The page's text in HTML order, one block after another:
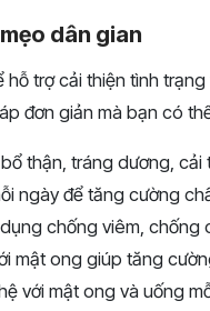
dân gian
trợ cải thiện tình
đơn giản mà bạn có
thận, tráng dương, cải
ngày để tăng cường
chống viêm, chống
mật ong giúp tăng
với mật ong và uống